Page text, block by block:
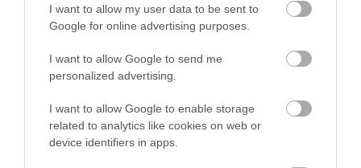
I want to allow my user data to be sent to
Google for online advertising purposes.
I want to allow Google to send me
personalized advertising.
I want to allow Google to enable storage
related to analytics like cookies on web or
device identifiers in apps.
Εύβοια: Αυτός είναι ο 36χρονος
ζωή του
07.08.2026 | 17:20
Οδηγός λεωφορείου υπέστη
καρδιακό επεισόδιο ενώ οδηγούσε
07.08.2026 | 17:00
Όλες οι τελευταίες ειδήσεις
ΠΕΡΙΣΣΟΤΕΡΑ ΑΠΟ ΚΟΙΝΩΝΙΑ